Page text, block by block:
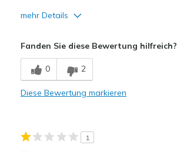
mehr Details
Sizing
Feels true to size
Fanden Sie diese Bewertung hilfreich?
0 2
Diese Bewertung markieren
1